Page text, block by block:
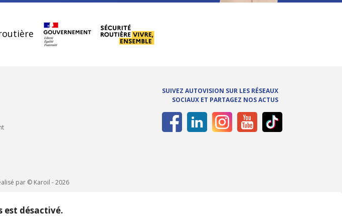
SUIVEZ AUTOVISION SUR LES RÉSEAUX
SOCIAUX ET PARTAGEZ NOS ACTUS
par © Karoil - 2026
est désactivé.